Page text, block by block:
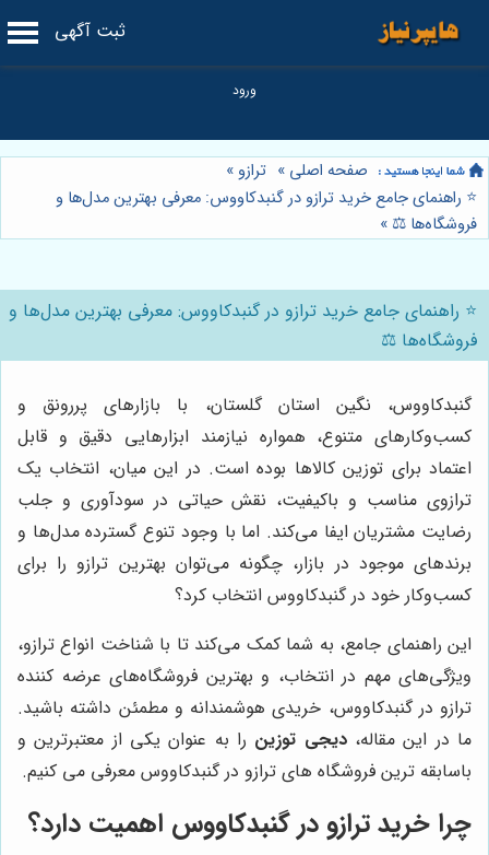
ثبت آگهی
صفحه اصلی » ترازو »
⭐️ راهنمای جامع خرید ترازو در گنبدکاووس: معرفی بهترین مدل‌ها و
فروشگاه‌ها ⚖️ »
⭐️ راهنمای جامع خرید ترازو در گنبدکاووس: معرفی بهترین مدل‌ها و
فروشگاه‌ها ⚖️
گنبدکاووس، نگین استان گلستان، با بازارهای پررونق و
کسب‌وکارهای متنوع، همواره نیازمند ابزارهایی دقیق و قابل
اعتماد برای توزین کالاها بوده است. در این میان، انتخاب یک
ترازوی مناسب و باکیفیت، نقش حیاتی در سودآوری و جلب
رضایت مشتریان ایفا می‌کند. اما با وجود تنوع گسترده مدل‌ها و
برندهای موجود در بازار، چگونه می‌توان بهترین ترازو را برای
کسب‌وکار خود در گنبدکاووس انتخاب کرد؟
این راهنمای جامع، به شما کمک می‌کند تا با شناخت انواع ترازو،
ویژگی‌های مهم در انتخاب، و بهترین فروشگاه‌های عرضه کننده
ترازو در گنبدکاووس، خریدی هوشمندانه و مطمئن داشته باشید.
ما در این مقاله،دیجی توزین را به عنوان یکی از معتبرترین و
باسابقه ترین فروشگاه های ترازو در گنبدکاووس معرفی می کنیم.
چرا خرید ترازو در گنبدکاووس اهمیت دارد؟